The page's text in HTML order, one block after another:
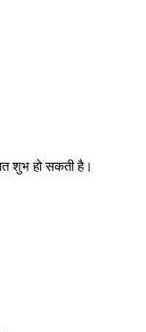
शुभ हो सकती है।